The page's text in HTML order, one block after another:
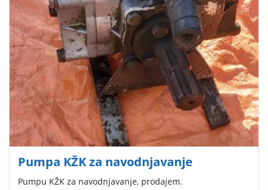
Pumpa KŽK za navodnjavanje
Pumpu KŽK za navodnjavanje, prodajem.